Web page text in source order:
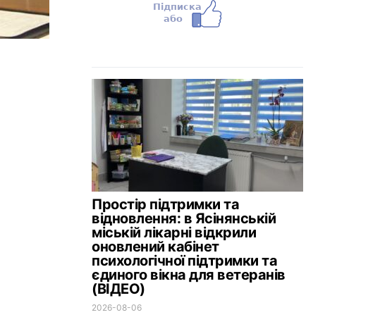
Простір підтримки та
відновлення: в Ясінянській
міській лікарні відкрили
оновлений кабінет
психологічної підтримки та
єдиного вікна для ветеранів
(ВІДЕО)
2026-08-06